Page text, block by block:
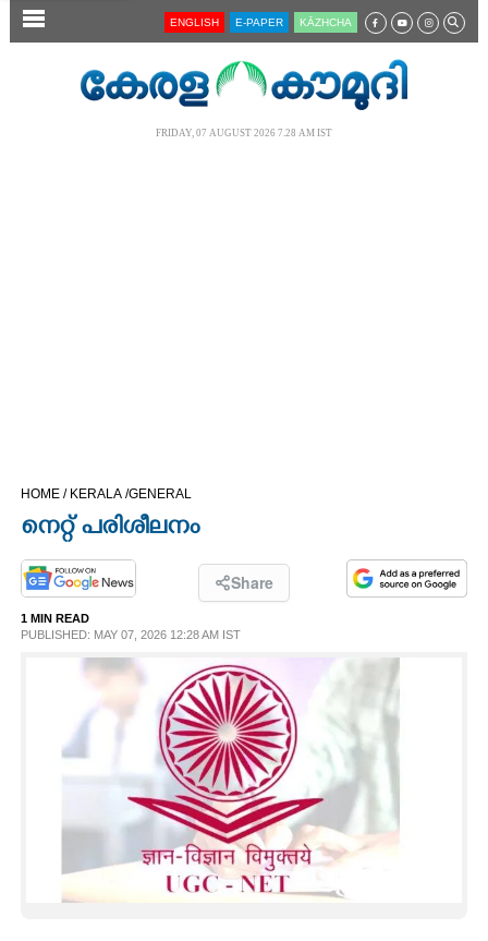
SECTIONS
OPINION
PHOTOS
SPIRITUAL
INFO+
ENGLISH E-PAPER KĀZHCHA
FRIDAY, 07 AUGUST 2026 7.28 AM IST
HOME / KERALA /GENERAL
നെറ്റ് പരിശീലനം
Share
1 MIN READ
PUBLISHED: MAY 07, 2026 12:28 AM IST